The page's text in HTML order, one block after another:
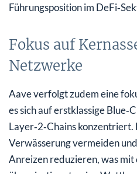
Führungsposition im
Fokus auf
Netzwerke
Aave verfolgt zudem eine
es sich auf erstklassige
Layer‑2‑Chains konzentriert.
Verwässerung vermeiden
Anreizen reduzieren, was mit